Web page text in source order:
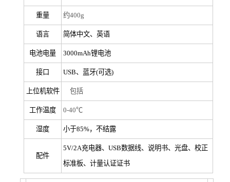
重量 约400g
语言 简体中文、英语
电池电量 3000mAh锂电池
接口 USB、蓝牙(可选)
上位机软件 包括
工作温度 0-40℃
湿度 小于85%，不结露
配件
5V/2A充电器、USB数据线、说明书、光盘、校正
标准板、计量认证证书